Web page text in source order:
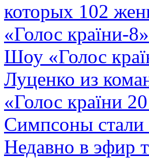
которых 102
«Голос країни-
Шоу «Голос
Луценко из
«Голос країни
Симпсоны
Недавно в эфир